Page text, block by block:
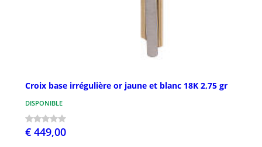
Croix base irrégulière or jaune et blanc 18K 2,75 gr
DISPONIBLE
€ 449,00